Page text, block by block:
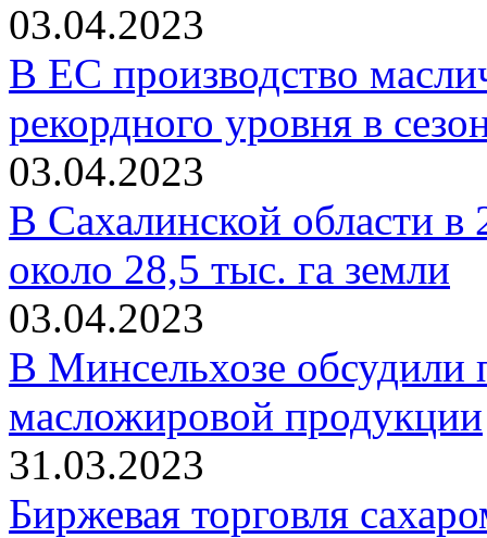
03.04.2023
В ЕС производство
рекордного уровня в
03.04.2023
В Сахалинской области в
около 28,5 тыс. га земли
03.04.2023
В Минсельхозе обсудили
масложировой продукции
31.03.2023
Биржевая торговля